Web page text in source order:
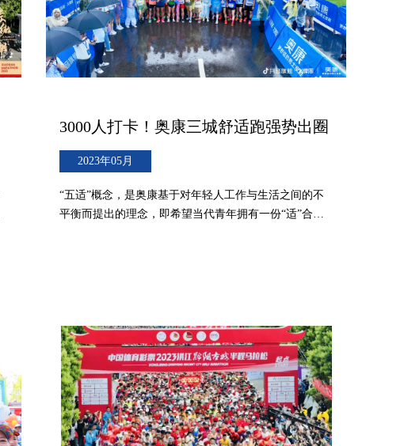
3000人打卡！奥康三城舒适跑强势出圈
2023年05月
“五适”概念，是奥康基于对年轻人工作与生活之间的不
平衡而提出的理念，即希望当代青年拥有一份“适”合自